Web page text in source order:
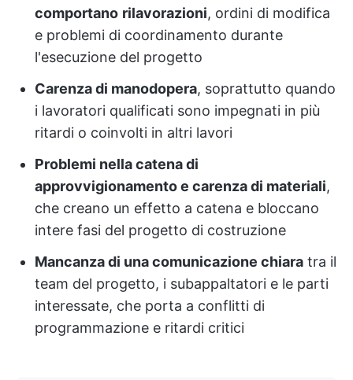
comportano rilavorazioni, ordini di modifica
e problemi di coordinamento durante
l'esecuzione del progetto
Carenza di manodopera, soprattutto quando
i lavoratori qualificati sono impegnati in più
ritardi o coinvolti in altri lavori
Problemi nella catena di
approvvigionamento e carenza di materiali,
che creano un effetto a catena e bloccano
intere fasi del progetto di costruzione
Mancanza di una comunicazione chiara tra il
team del progetto, i subappaltatori e le parti
interessate, che porta a conflitti di
programmazione e ritardi critici